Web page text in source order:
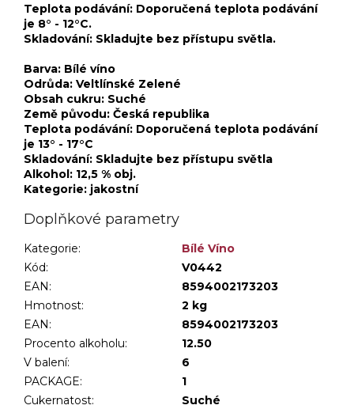
Teplota podávání: Doporučená teplota podávání
je 8° - 12°C.
Skladování: Skladujte bez přístupu světla.
Barva: Bílé víno
Odrůda: Veltlínské Zelené
Obsah cukru: Suché
Země původu: Česká republika
Teplota podávání: Doporučená teplota podávání
je 13° - 17°C
Skladování: Skladujte bez přístupu světla
Alkohol: 12,5 % obj.
Kategorie: jakostní
Doplňkové parametry
Kategorie:
Bílé Víno
Kód:
V0442
EAN:
8594002173203
Hmotnost:
2 kg
EAN:
8594002173203
Procento alkoholu:
12.50
V balení:
6
PACKAGE:
1
Cukernatost:
Suché